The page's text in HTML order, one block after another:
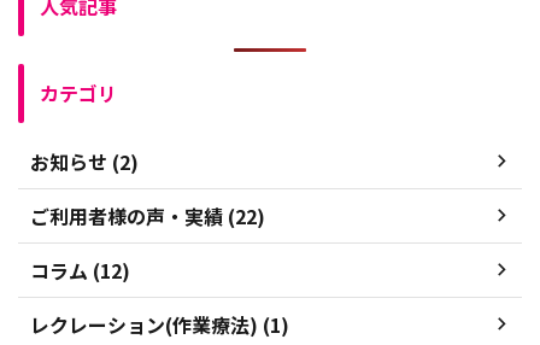
カテゴリ
お知らせ (2)
ご利用者様の声・実績 (22)
コラム (12)
レクレーション(作業療法) (1)